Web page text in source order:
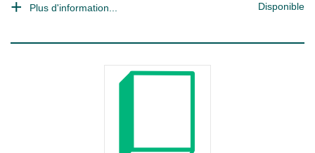
Plus d'information... Disponible